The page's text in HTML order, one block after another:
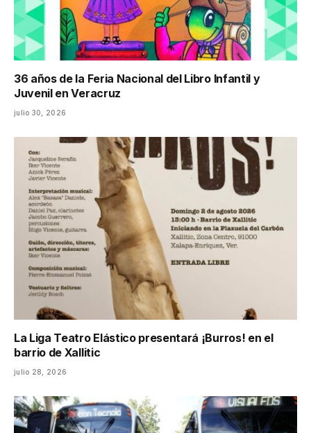
36 años de la Feria Nacional del Libro Infantil y
Juvenil en Veracruz
julio 30, 2026
La Liga Teatro Elástico presentará ¡Burros! en el
barrio de Xallitic
julio 28, 2026